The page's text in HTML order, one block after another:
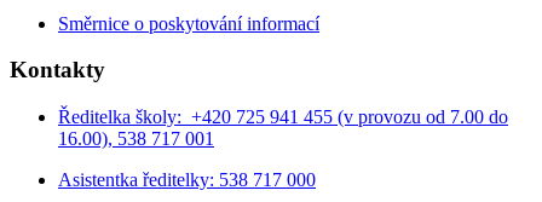
Směrnice o poskytování informací
Kontakty
Ředitelka školy: +420 725 941 455 (v provozu od 7.00 do
16.00), 538 717 001
Asistentka ředitelky: 538 717 000